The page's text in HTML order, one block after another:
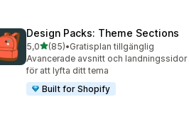
Design Packs: Theme Sections
5,0av 5 stjärnor
(85)
85 recensioner totalt
•Gratisplan tillgänglig
Avancerade avsnitt och landningssidor
för att lyfta ditt tema
Built for Shopify